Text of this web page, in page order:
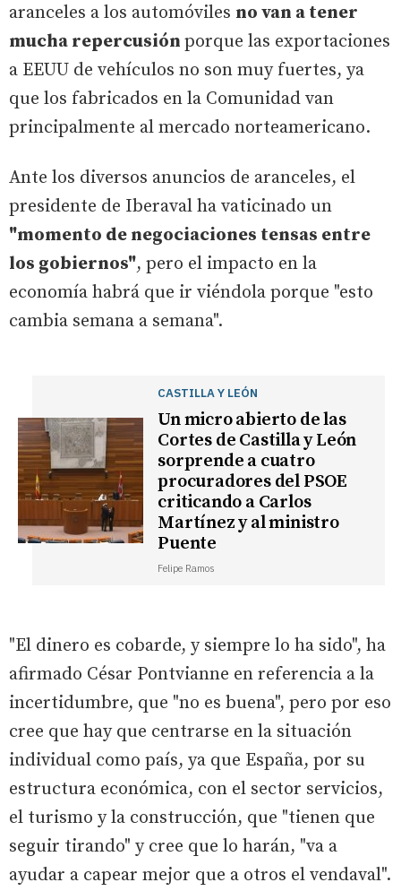
aranceles a los automóviles no van a tener
mucha repercusión porque las exportaciones
a EEUU de vehículos no son muy fuertes, ya
que los fabricados en la Comunidad van
principalmente al mercado norteamericano.
Ante los diversos anuncios de aranceles, el
presidente de Iberaval ha vaticinado un
"momento de negociaciones tensas entre
los gobiernos", pero el impacto en la
economía habrá que ir viéndola porque "esto
cambia semana a semana".
CASTILLA Y LEÓN
Un micro abierto de las
Cortes de Castilla y León
sorprende a cuatro
procuradores del PSOE
criticando a Carlos
Martínez y al ministro
Puente
Felipe Ramos
"El dinero es cobarde, y siempre lo ha sido", ha
afirmado César Pontvianne en referencia a la
incertidumbre, que "no es buena", pero por eso
cree que hay que centrarse en la situación
individual como país, ya que España, por su
estructura económica, con el sector servicios,
el turismo y la construcción, que "tienen que
seguir tirando" y cree que lo harán, "va a
ayudar a capear mejor que a otros el vendaval".